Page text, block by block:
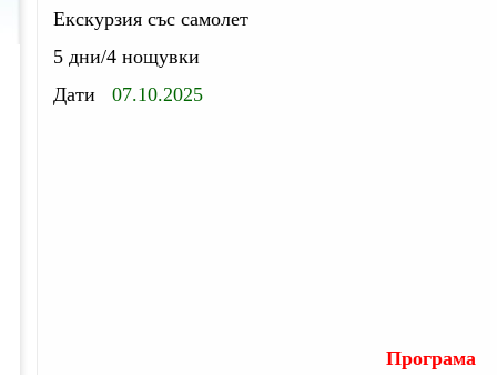
Екскурзия със самолет
5 дни/4 нощувки
Дати
07.10.2025
Програма